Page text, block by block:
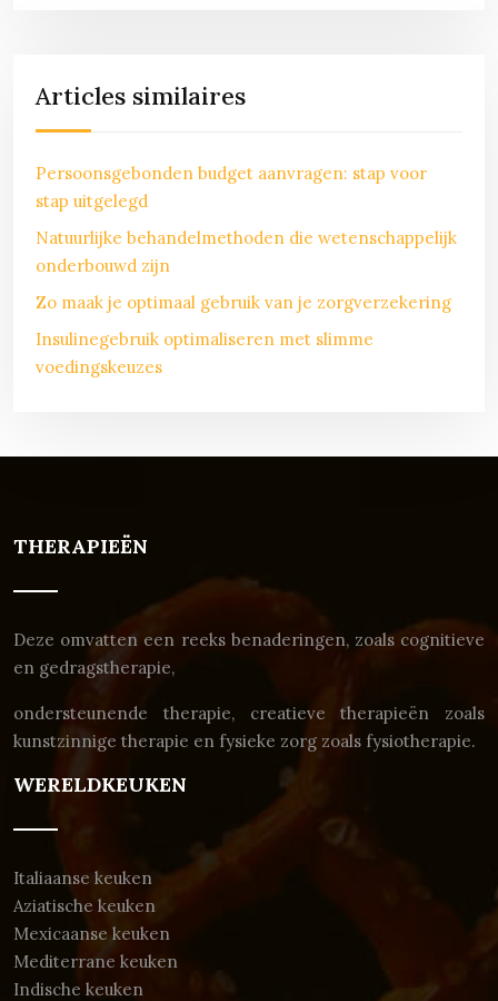
Articles similaires
Persoonsgebonden budget aanvragen: stap voor
stap uitgelegd
Natuurlijke behandelmethoden die wetenschappelijk
onderbouwd zijn
Zo maak je optimaal gebruik van je zorgverzekering
Insulinegebruik optimaliseren met slimme
voedingskeuzes
THERAPIEËN
Deze omvatten een reeks benaderingen, zoals cognitieve
en gedragstherapie,
ondersteunende therapie, creatieve therapieën zoals
kunstzinnige therapie en fysieke zorg zoals fysiotherapie.
WERELDKEUKEN
Italiaanse keuken
Aziatische keuken
Mexicaanse keuken
Mediterrane keuken
Indische keuken